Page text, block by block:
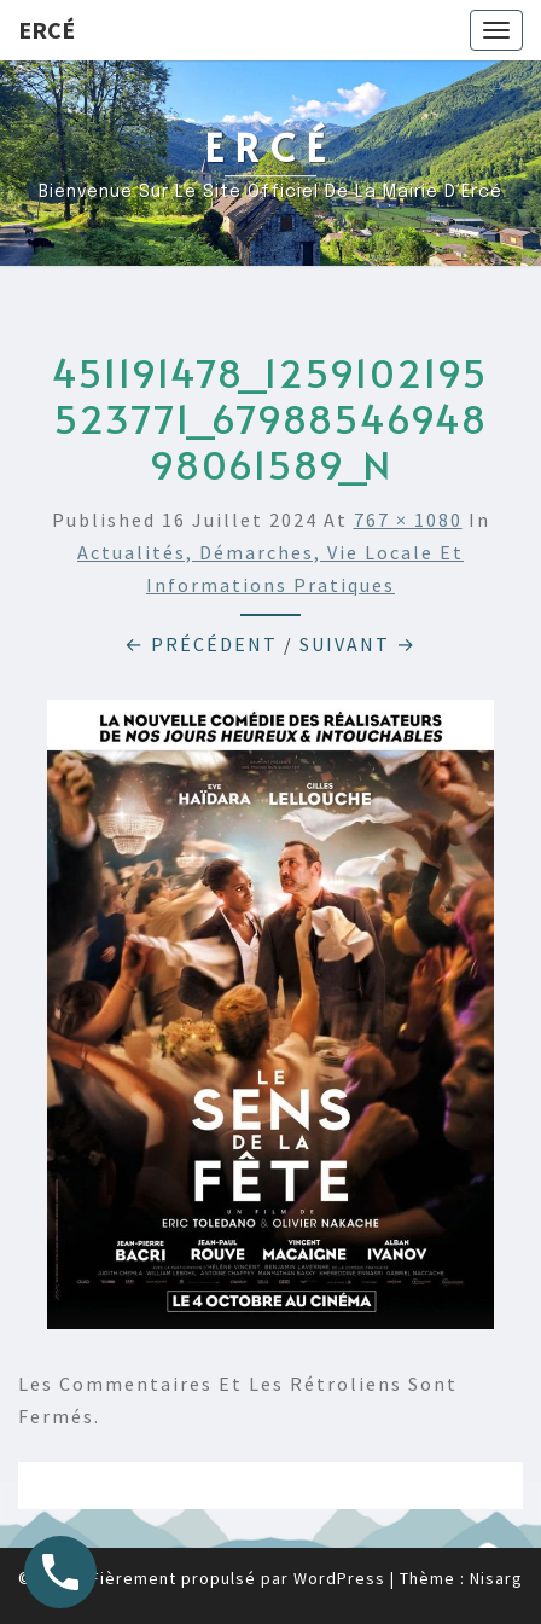
ERCÉ
ERCÉ
Bienvenue Sur Le Site Officiel De La Mairie D’Ercé
451191478_1259102195
523771_67988546948
98061589_N
Published 16 Juillet 2024 At 767 × 1080 In
Actualités, Démarches, Vie Locale Et
Informations Pratiques
← PRÉCÉDENT / SUIVANT →
Les Commentaires Et Les Rétroliens Sont
Fermés.
© 2026 Fièrement propulsé par WordPress | Thème : Nisarg